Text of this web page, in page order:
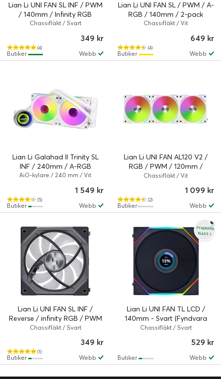
Lian Li UNI FAN SL INF / PWM
/ 140mm / Infinity RGB
Chassifläkt / Svart
(4)
349 kr
Webb
Butiker
Lian Li UNI FAN SL / PWM / A-
RGB / 140mm / 2-pack
Chassifläkt / Vit
(4)
649 kr
Webb
Butiker
Lian Li Galahad II Trinity SL
INF / 240mm / A-RGB
AiO-kylare / 240 mm / Vit
(5)
1 549 kr
Webb
Butiker
Lian Li UNI FAN AL120 V2 /
RGB / PWM / 120mm /
28mm / 3-Pack
Chassifläkt / Vit
(2)
1 099 kr
Webb
Butiker
Lian Li UNI FAN SL INF /
Reverse / infinity RGB / PWM
/ 120mm
Chassifläkt / Svart
(1)
349 kr
Webb
Butiker
FYNDVARA
KLASS 1
Lian Li UNI FAN TL LCD /
140mm - Svart (Fyndvara
klass 1)
Chassifläkt / Svart
529 kr
Webb
Butiker